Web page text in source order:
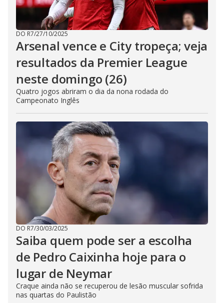
DO R7/27/10/2025
Arsenal vence e City tropeça; veja
resultados da Premier League
neste domingo (26)
Quatro jogos abriram o dia da nona rodada do
Campeonato Inglês
DO R7/30/03/2025
Saiba quem pode ser a escolha
de Pedro Caixinha hoje para o
lugar de Neymar
Craque ainda não se recuperou de lesão muscular sofrida
nas quartas do Paulistão